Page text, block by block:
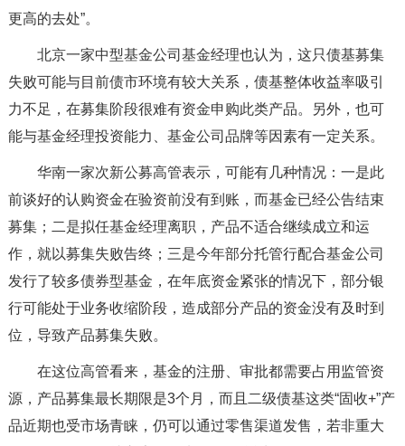
更高的去处”。
北京一家中型基金公司基金经理也认为，这只债基募集
失败可能与目前债市环境有较大关系，债基整体收益率吸引
力不足，在募集阶段很难有资金申购此类产品。另外，也可
能与基金经理投资能力、基金公司品牌等因素有一定关系。
华南一家次新公募高管表示，可能有几种情况：一是此
前谈好的认购资金在验资前没有到账，而基金已经公告结束
募集；二是拟任基金经理离职，产品不适合继续成立和运
作，就以募集失败告终；三是今年部分托管行配合基金公司
发行了较多债券型基金，在年底资金紧张的情况下，部分银
行可能处于业务收缩阶段，造成部分产品的资金没有及时到
位，导致产品募集失败。
在这位高管看来，基金的注册、审批都需要占用监管资
源，产品募集最长期限是3个月，而且二级债基这类“固收+”产
品近期也受市场青睐，仍可以通过零售渠道发售，若非重大